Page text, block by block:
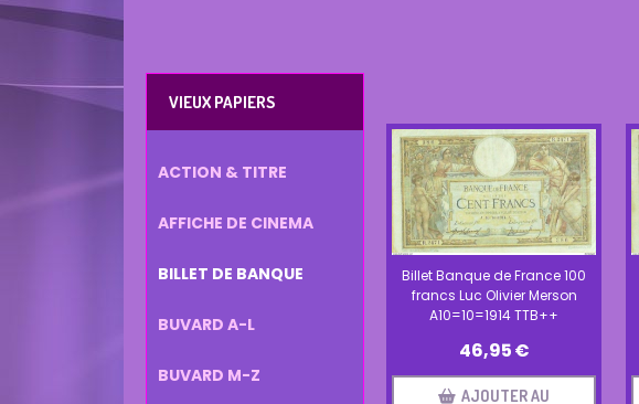
VIEUX PAPIERS
ACTION & TITRE
AFFICHE DE CINEMA
BILLET DE BANQUE
BUVARD A-L
BUVARD M-Z
Billet Banque de France 100
francs Luc Olivier Merson
A10=10=1914 TTB++
46,95€
AJOUTER AU